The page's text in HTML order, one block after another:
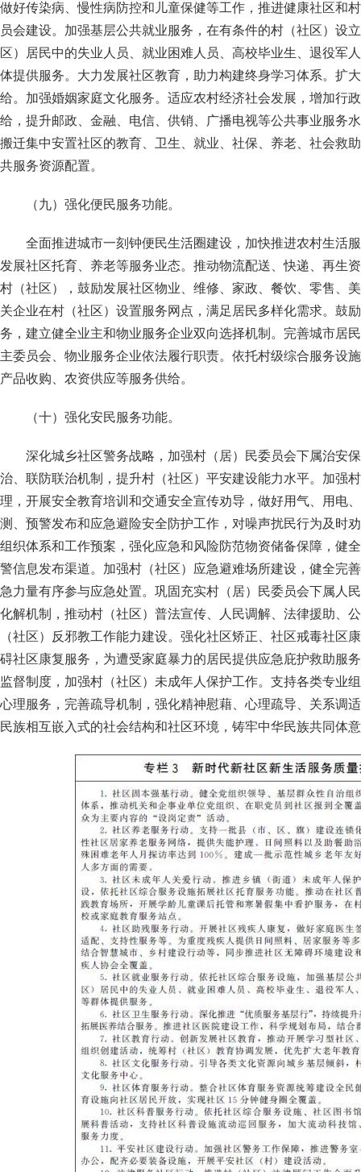
做好传染病、慢性病防控和儿童保健等工作，推进健康社区和
员会建设。加强基层公共就业服务，在有条件的村（社区）设
区）居民中的失业人员、就业困难人员、高校毕业生、退役军
体提供服务。大力发展社区教育，助力构建终身学习体系。扩
给。加强婚姻家庭文化服务。适应农村经济社会发展，增加行
给，提升邮政、金融、电信、供销、广播电视等公共事业服务
搬迁集中安置社区的教育、卫生、就业、社保、养老、社会救
共服务资源配置。
（九）强化便民服务功能。
全面推进城市一刻钟便民生活圈建设，加快推进农村生活
发展社区托育、养老等服务业态。推动物流配送、快递、再生
村（社区），鼓励发展社区物业、维修、家政、餐饮、零售、
关企业在村（社区）设置服务网点，满足居民多样化需求。鼓
务，建立健全业主和物业服务企业双向选择机制。完善城市居
主委员会、物业服务企业依法履行职责。依托村级综合服务设
产品收购、农资供应等服务供给。
（十）强化安民服务功能。
深化城乡社区警务战略，加强村（居）民委员会下属治安
治、联防联治机制，提升村（社区）平安建设能力水平。加强
理，开展安全教育培训和交通安全宣传劝导，做好用气、用电
测、预警发布和应急避险安全防护工作，对噪声扰民行为及时
组织体系和工作预案，强化应急和风险防范物资储备保障，健
警信息发布渠道。加强村（社区）应急避难场所建设，健全完
急力量有序参与应急处置。巩固充实村（居）民委员会下属人
化解机制，推动村（社区）普法宣传、人民调解、法律援助、
（社区）反邪教工作能力建设。强化社区矫正、社区戒毒社区
碍社区康复服务，为遭受家庭暴力的居民提供应急庇护救助服
监督制度，加强村（社区）未成年人保护工作。支持各类专业
心理服务，完善疏导机制，强化精神慰藉、心理疏导、关系调
民族相互嵌入式的社会结构和社区环境，铸牢中华民族共同体